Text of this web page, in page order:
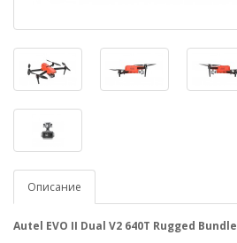
Описание
Autel EVO II Dual V2 640Т Rugged Bundle